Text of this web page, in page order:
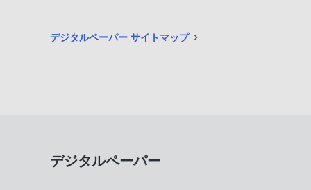
デジタルペーパー サイトマップ
デジタルペーパー